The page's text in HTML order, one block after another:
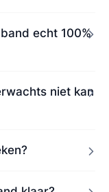
echt 100%
niet kan